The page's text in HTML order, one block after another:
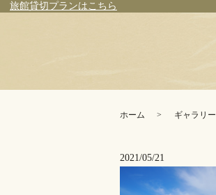
旅館貸切プランはこちら
ホーム ギャラリー
2021/05/21